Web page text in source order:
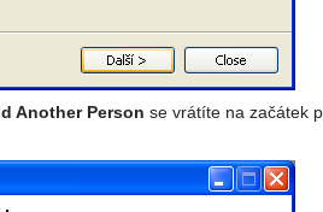
Another Person se vrátíte na začátek